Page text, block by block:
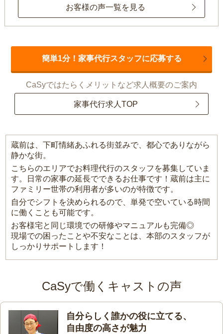
お客様の声一覧を見る
簡単1分！家事代行スタッフに応募する
CaSyではたらくメリットなど求人概要のご案内
家事代行求人TOP
蔵前は、下町情緒あふれる街並みで、都心でありながら
静かな街。
こちらのエリアでお料理代行のスタッフを募集していま
す。日常の家事の延長でできるお仕事です！蔵前は主に
ファミリー世帯の利用者が多いのが特徴です。
自分でシフトを決められるので、単発で空いている時間
に働くことも可能です。
お客様宅と同じ環境での研修やマニュアルも完備◎
現場での困ったことや不安なことは、本部のスタッフが
しっかりサポートします！
CaSyで働くキャストの声
自分らしく誰かの役に立てる、
自由度の高さが魅力